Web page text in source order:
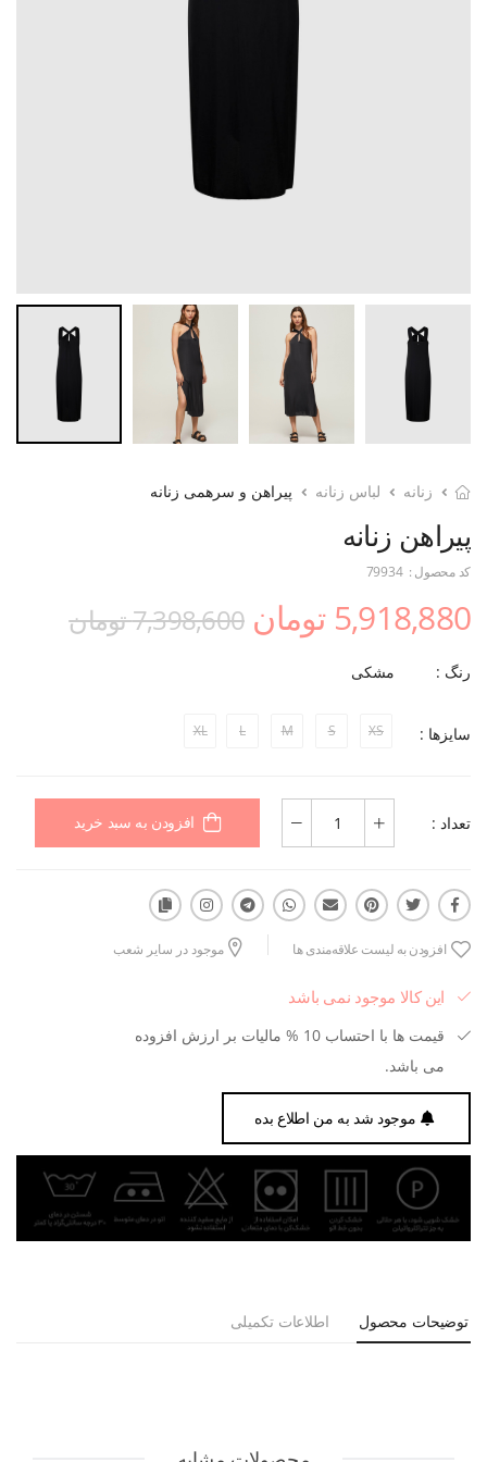
زنانه لباس زنانه پیراهن و سرهمی زنانه
پیراهن زنانه
کد محصول : 79934
5,918,880 تومان 7,398,600 تومان
رنگ : مشکی
سایزها : XS
S
M
L
XL
تعداد : افزودن به سبد خرید
افزودن به لیست علاقه‌مندی ها موجود در سایر شعب
این کالا موجود نمی باشد
قیمت ها با احتساب 10 % مالیات بر ارزش افزوده
می باشد.
موجود شد به من اطلاع بده
توضیحات محصول اطلاعات تکمیلی